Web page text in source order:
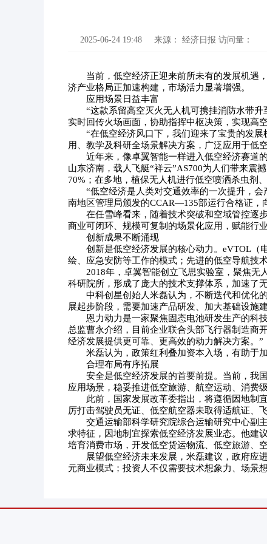
2025-06-24 19:48 来源： 经济日报 访问量：
当前，低空经济正迎来前所未有的发展机遇
济产业格局正加速构建，市场活力显著增强。
应用场景日益丰富
“这款系留高空灭火无人机可携挂消防水带
实时回传火场画面，协助指挥中枢决策，实现高
“在低空经济风口下，我们迎来了宝贵的发
用、教学及科研全场景解决方案，广泛应用于低
近年来，像卓翼智能一样进入低空经济赛道
山东济南，载人飞艇“祥云”AS700为人们带来震
70%；在多地，植保无人机进行低空喷洒杀虫剂
“低空经济是人类对交通效率的一次提升，
南地区管理局颁发的CCAR—135部运行合格证，
在任雪峰看来，随着技术突破和空域管控逐
商业可闭环、规模可复制的场景化应用，赋能行
创新成果不断涌现
创新是低空经济发展的核心动力。eVTOL（
绘、应急安防等工作的模式；先进的低空导航技
2018年，卓翼智能创立飞思实验室，聚焦无
科研院所，形成了庞大的技术支撑体系，加速了
中科创星创始人米磊认为，不断迭代和优化
展起步阶段，需要加速产品研发、加大基础设施
恩力动力是一家聚焦固态电池研发生产的科
总监曹永介绍，目前企业联合头部飞行器制造商
经济发展提供更可靠、更高效的动力解决方案。”
米磊认为，政策红利叠加资本入场，有助于
合理布局有序拓展
安全是低空经济发展的首要前提。当前，我
应用场景，稳妥推进低空旅游、航空运动、消费
此前，国家发展改革委指出，将遵循因地制
厉打击驾驶员无证、低空航空器未取得适航证、
交通运输部科学研究院综合运输研究中心副
求特征，因地制宜探索低空经济发展业态。他建
培育消费市场，开发低空货运物流、低空旅游、
展望低空经济未来发展，米磊建议，政府应
元商业模式；投资人不仅需要技术想象力、场景